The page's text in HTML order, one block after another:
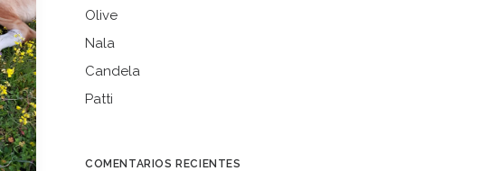
Olive
Nala
Candela
Patti
COMENTARIOS RECIENTES